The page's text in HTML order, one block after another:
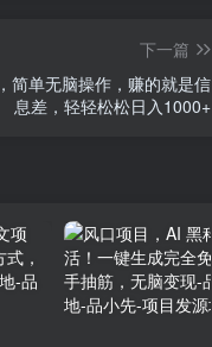
下一篇
简单无脑操作，赚的就是信
息差，轻轻松松日入1000+